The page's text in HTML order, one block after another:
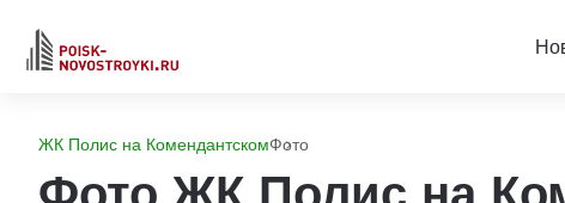
ЖК Полис на КомендантскомФото